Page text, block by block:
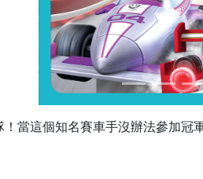
當這個知名賽車手沒辦法參加冠